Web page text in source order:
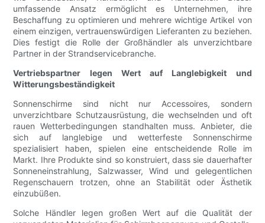
umfassende Ansatz ermöglicht es Unternehmen, ihre
Beschaffung zu optimieren und mehrere wichtige Artikel von
einem einzigen, vertrauenswürdigen Lieferanten zu beziehen.
Dies festigt die Rolle der Großhändler als unverzichtbare
Partner in der Strandservicebranche.
Vertriebspartner legen Wert auf Langlebigkeit und
Witterungsbeständigkeit
Sonnenschirme sind nicht nur Accessoires, sondern
unverzichtbare Schutzausrüstung, die wechselnden und oft
rauen Wetterbedingungen standhalten muss. Anbieter, die
sich auf langlebige und wetterfeste Sonnenschirme
spezialisiert haben, spielen eine entscheidende Rolle im
Markt. Ihre Produkte sind so konstruiert, dass sie dauerhafter
Sonneneinstrahlung, Salzwasser, Wind und gelegentlichen
Regenschauern trotzen, ohne an Stabilität oder Ästhetik
einzubüßen.
Solche Händler legen großen Wert auf die Qualität der